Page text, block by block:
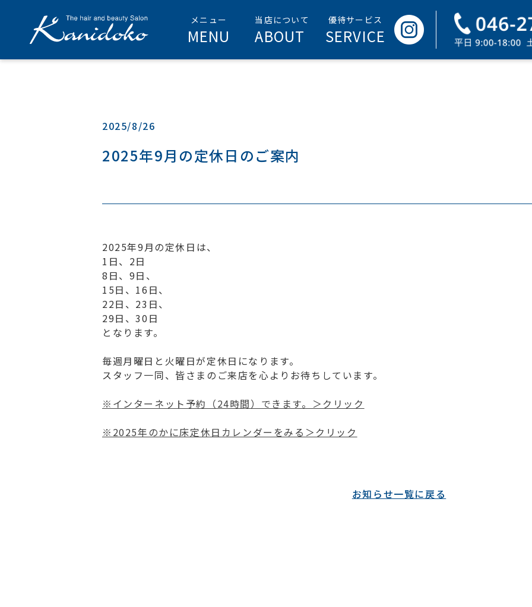
MENU ABOUT SERVICE
2025/8/26
2025年9月の定休日のご案内
2025年9月の定休日は、
1日、2日
8日、9日、
15日、16日、
22日、23日、
29日、30日
となります。
毎週月曜日と火曜日が定休日になります。
スタッフ一同、皆さまのご来店を心よりお待ちしています。
※インターネット予約（24時間）できます。＞クリック
※2025年のかに床定休日カレンダーをみる＞クリック
お知らせ一覧に戻る